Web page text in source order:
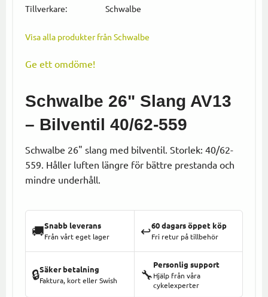
Tillverkare
Schwalbe
Visa alla produkter från Schwalbe
Ge ett omdöme!
Schwalbe 26" Slang AV13
– Bilventil 40/62-559
Schwalbe 26" slang med bilventil. Storlek: 40/62-
559. Håller luften längre för bättre prestanda och
mindre underhåll.
🚚Snabb leverans
Från vårt eget lager ↩️60 dagars öppet köp
Fri retur på tillbehör
🔒Säker betalning
Faktura, kort eller Swish 🔧
Personlig support
Hjälp från våra
cykelexperter